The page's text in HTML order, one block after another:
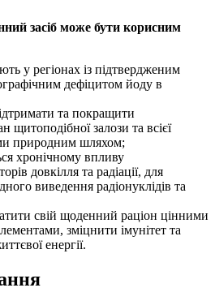
засіб може бути корисним
у регіонах із підтвердженим
дефіцитом йоду в
та покращити
щитоподібної залози та всієї
природним шляхом;
хронічному впливу
довкілля та радіації, для
виведення радіонуклідів та
свій щоденний раціон цінними
зміцнити імунітет та
енергії.